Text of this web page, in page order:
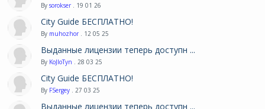
By sorokser . 19 01 26
City Guide БЕСПЛАТНО!
By muhozhor . 12 05 25
Выданные лицензии теперь доступн ...
By KoJIoTyn . 28 03 25
City Guide БЕСПЛАТНО!
By FSergey . 27 03 25
Выданные лицензии теперь доступн ...